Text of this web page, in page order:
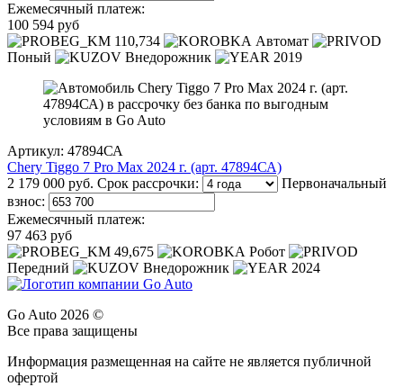
Ежемесячный платеж:
100 594 руб
110,734
Автомат
Поный
Внедорожник 2019
Артикул: 47894СА
Chery Tiggo 7 Pro Max 2024 г. (арт. 47894СА)
2 179 000 руб. Срок рассрочки:
Первоначальный
взнос:
Ежемесячный платеж:
97 463 руб
49,675
Робот
Передний
Внедорожник 2024
Go Auto 2026 ©
Все права защищены
Информация размещенная на сайте не является публичной
офертой